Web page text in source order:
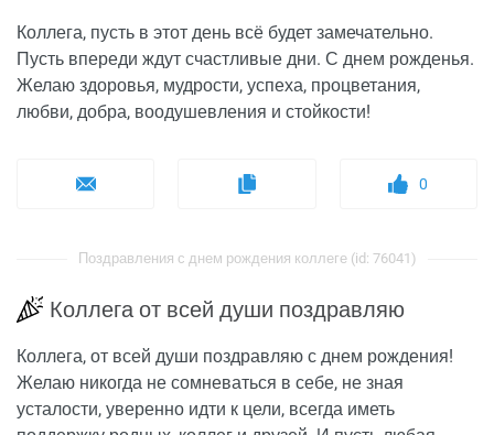
Коллега, пусть в этот день всё будет замечательно.
Пусть впереди ждут счастливые дни. С днем рожденья.
Желаю здоровья, мудрости, успеха, процветания,
любви, добра, воодушевления и стойкости!
0
Поздравления с днем рождения коллеге (id: 76041)
Коллега от всей души поздравляю
Коллега, от всей души поздравляю с днем рождения!
Желаю никогда не сомневаться в себе, не зная
усталости, уверенно идти к цели, всегда иметь